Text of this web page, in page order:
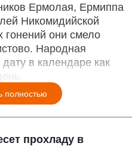
Ермолая, Ермиппа
Никомидийской
гонений они смело
Народная
в календаре как
полностью
прохладу в